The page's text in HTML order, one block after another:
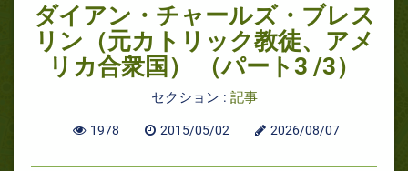
ダイアン・チャールズ・ブレス
リン（元カトリック教徒、アメ
リカ合衆国） （パート3 /3）
セクション : 記事
1978 2015/05/02 2026/08/07